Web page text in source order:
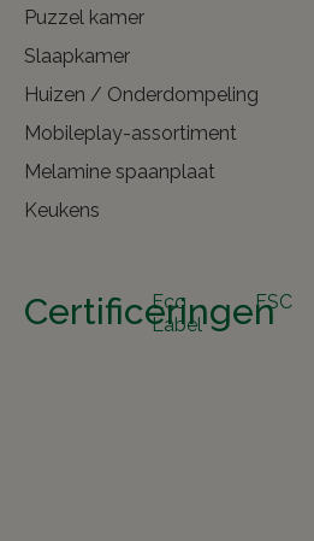
Puzzel kamer
Slaapkamer
Huizen / Onderdompeling
Mobileplay-assortiment
Melamine spaanplaat
Keukens
Certificeringen
Eco
Label
FSC